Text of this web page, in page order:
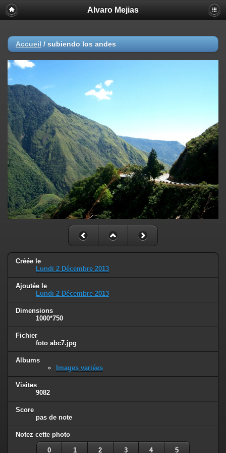
Alvaro Mejias
Accueil / subiendo los andes
Créée le
Lundi 2 Décembre 2013
Ajoutée le
Lundi 2 Décembre 2013
Dimensions
1000*750
Fichier
foto abc7.jpg
Albums
Images variées
Visites
9082
Score
pas de note
Notez cette photo
0 1 2 3 4 5